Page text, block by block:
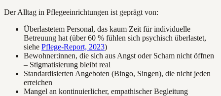
Der Alltag in Pflegeeinrichtungen ist geprägt von:
Überlastetem Personal, das kaum Zeit für individuelle
Betreuung hat (über 60 % fühlen sich psychisch überlastet,
siehe Pflege-Report, 2023)
Bewohner:innen, die sich aus Angst oder Scham nicht öffnen
– Stigmatisierung bleibt real
Standardisierten Angeboten (Bingo, Singen), die nicht jeden
erreichen
Mangel an kontinuierlicher, empathischer Begleitung